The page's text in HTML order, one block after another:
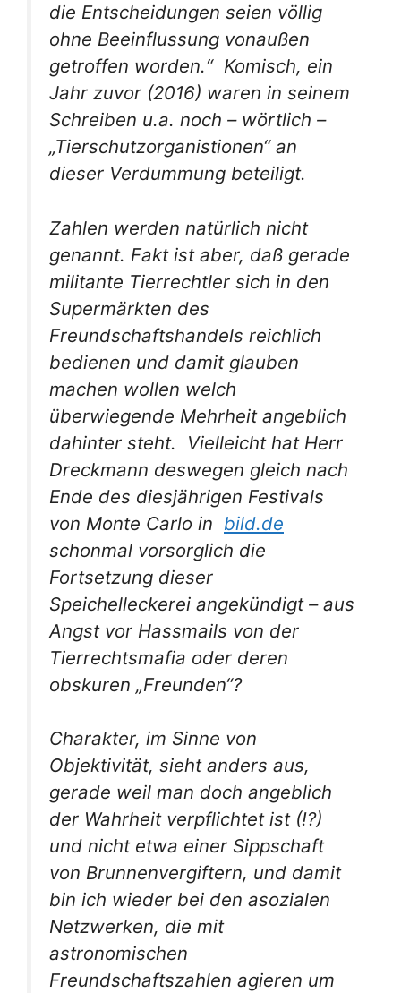
die Entscheidungen seien völlig
ohne Beeinflussung vonaußen
getroffen worden.“ Komisch, ein
Jahr zuvor (2016) waren in seinem
Schreiben u.a. noch – wörtlich –
„Tierschutzorganistionen“ an
dieser Verdummung beteiligt.
Zahlen werden natürlich nicht
genannt. Fakt ist aber, daß gerade
militante Tierrechtler sich in den
Supermärkten des
Freundschaftshandels reichlich
bedienen und damit glauben
machen wollen welch
überwiegende Mehrheit angeblich
dahinter steht. Vielleicht hat Herr
Dreckmann deswegen gleich nach
Ende des diesjährigen Festivals
von Monte Carlo in bild.de
schonmal vorsorglich die
Fortsetzung dieser
Speichelleckerei angekündigt – aus
Angst vor Hassmails von der
Tierrechtsmafia oder deren
obskuren „Freunden“?
Charakter, im Sinne von
Objektivität, sieht anders aus,
gerade weil man doch angeblich
der Wahrheit verpflichtet ist (!?)
und nicht etwa einer Sippschaft
von Brunnenvergiftern, und damit
bin ich wieder bei den asozialen
Netzwerken, die mit
astronomischen
Freundschaftszahlen agieren um